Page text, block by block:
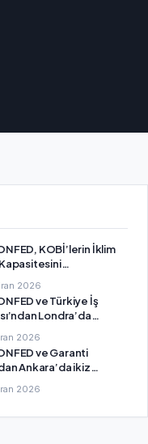
KOBİ’lerin İklim
Ortağı Oldu
2026
ve Türkiye İş
Londra’da
2026
ve Garanti
ikiz
2026